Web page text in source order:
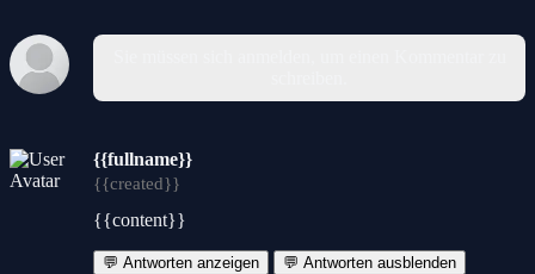
{{fullname}}
{{created}}
{{content}}
💬 Antworten anzeigen 💬 Antworten ausblenden